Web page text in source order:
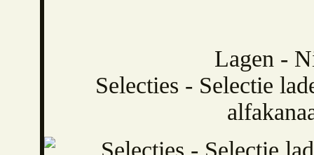
Lagen -
Selecties - Selectie